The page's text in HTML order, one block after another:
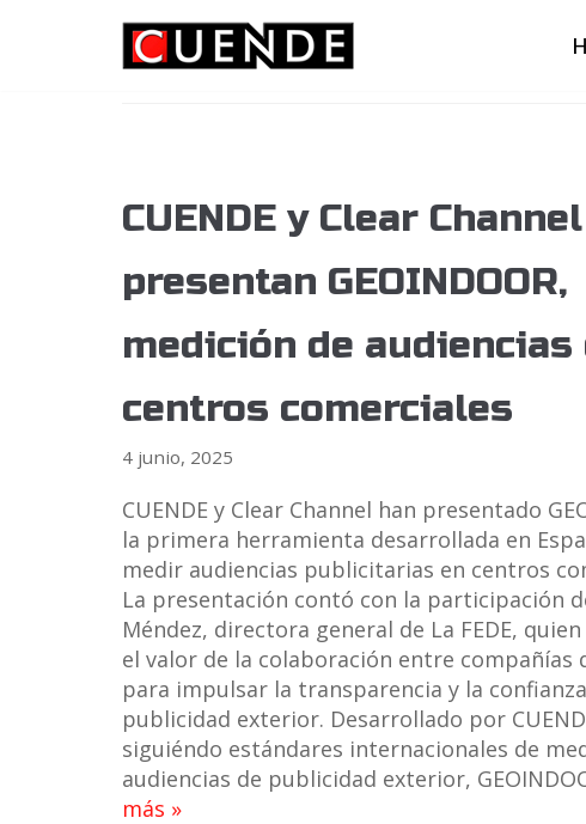
2025
CUENDE y Clear Channel
presentan GEOINDOOR,
medición de audiencias
centros comerciales
4 junio, 2025
CUENDE y Clear Channel han presentado
la primera herramienta desarrollada en
medir audiencias publicitarias en centros
La presentación contó con la participación
Méndez, directora general de La FEDE,
el valor de la colaboración entre compañías
para impulsar la transparencia y la
publicidad exterior. Desarrollado por
siguiéndo estándares internacionales de
audiencias de publicidad exterior,
más »